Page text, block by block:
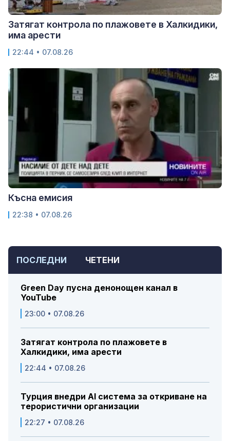
ПОСЛЕДНИ ЧЕТЕНИ
Green Day пусна денонощен канал в
YouTube
23:00 • 07.08.26
Затягат контрола по плажовете в
Халкидики, има арести
22:44 • 07.08.26
Турция внедри AI система за откриване на
терористични организации
22:27 • 07.08.26
Затягат контрола по плажовете в Халкидики,
има арести
22:44 • 07.08.26
Късна емисия
22:38 • 07.08.26